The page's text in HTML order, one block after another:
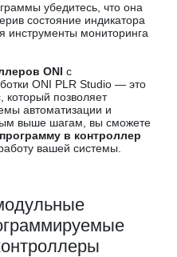
убедитесь, что она
состояние индикатора
инструменты мониторинга
ONI с
ONI PLR Studio — это
который позволяет
автоматизации и
выше шагам, вы сможете
в контроллер
вашей системы.